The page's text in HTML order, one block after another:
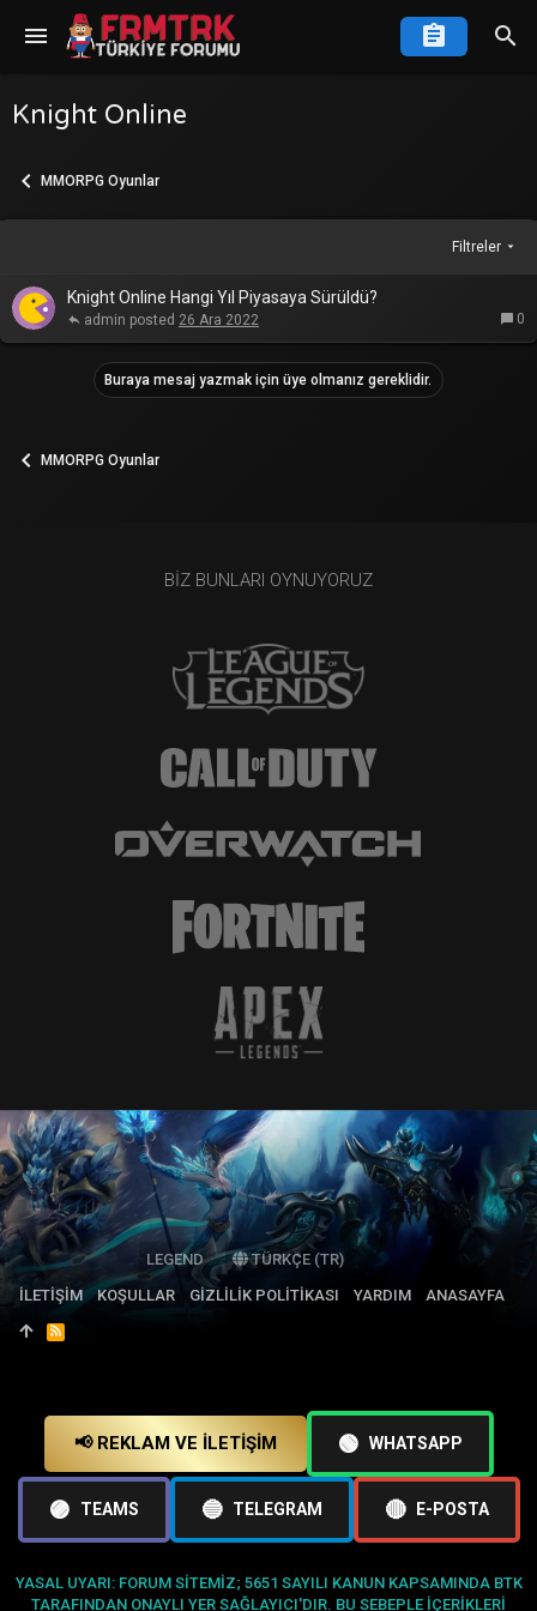
Knight Online
MMORPG Oyunlar
Filtreler
Knight Online Hangi Yıl Piyasaya Sürüldü?
0
26 Ara 2022
admin
Buraya mesaj yazmak için üye olmanız gereklidir.
MMORPG Oyunlar
BIZ BUNLARI OYNUYORUZ
LEGEND
TÜRKÇE (TR)
İLETIŞIM
KOŞULLAR GIZLILIK POLITIKASI YARDIM ANASAYFA
R
S
📢 REKLAM VE İLETIŞIM 🟢 WHATSAPP
🟣 TEAMS 🔵 TELEGRAM 🔴 E-POSTA
YASAL UYARI: FORUM SITEMIZ; 5651 SAYILI KANUN KAPSAMINDA BTK
TARAFINDAN ONAYLI YER SAĞLAYICI'DIR. BU SEBEPLE IÇERIKLERI